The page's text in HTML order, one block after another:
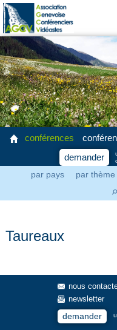
conférences
par pays par
⚲
demander
Taureaux
nous
newsletter
demander